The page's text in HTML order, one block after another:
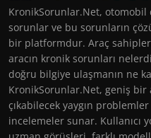
KronikSorunlar.Net, otomobil
sorunlar ve bu sorunların
bir platformdur. Araç
aracın kronik sorunları
doğru bilgiye ulaşmanın ne
KronikSorunlar.Net, geniş bir
çıkabilecek yaygın
incelemeler sunar. Kullanıcı